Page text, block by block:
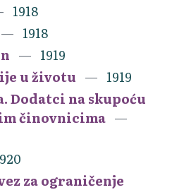
1918
1918
1919
u životu
1919
Dodatci na skupoću
činovnicima
za ograničenje